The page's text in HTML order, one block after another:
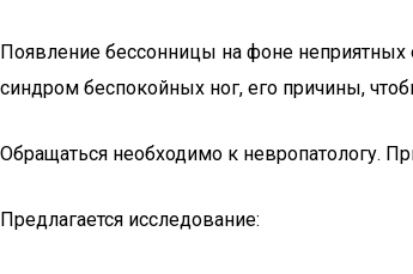
Появление бессонницы на фоне неприятных
синдром беспокойных ног, его причины,
Обращаться необходимо к невропатологу.
Предлагается исследование: